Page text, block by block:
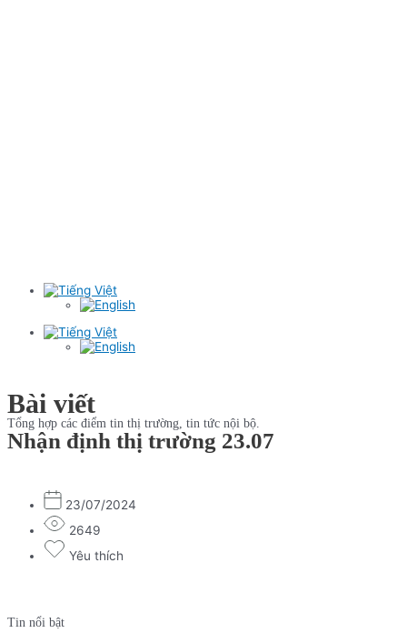
Bài viết
Tổng hợp các điểm tin thị trường, tin tức nội bộ.
Nhận định thị trường 23.07
23/07/2024
2649
Yêu thích
Tin nổi bật